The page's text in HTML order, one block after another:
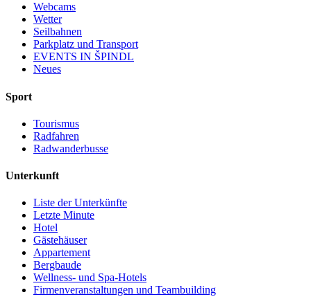
Webcams
Wetter
Seilbahnen
Parkplatz und Transport
EVENTS IN ŠPINDL
Neues
Sport
Tourismus
Radfahren
Radwanderbusse
Unterkunft
Liste der Unterkünfte
Letzte Minute
Hotel
Gästehäuser
Appartement
Bergbaude
Wellness- und Spa-Hotels
Firmenveranstaltungen und Teambuilding